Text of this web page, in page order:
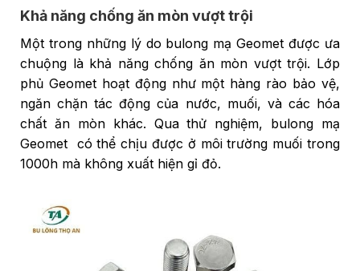
Khả năng chống ăn mòn vượt trội
Một trong những lý do bulong mạ Geomet được ưa
chuộng là khả năng chống ăn mòn vượt trội. Lớp
phủ Geomet hoạt động như một hàng rào bảo vệ,
ngăn chặn tác động của nước, muối, và các hóa
chất ăn mòn khác. Qua thử nghiệm, bulong mạ
Geomet có thể chịu được ở môi trường muối trong
1000h mà không xuất hiện gỉ đỏ.